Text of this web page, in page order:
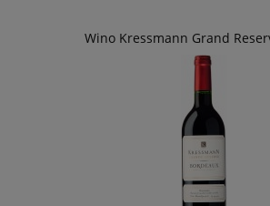
Wino Kressmann Grand